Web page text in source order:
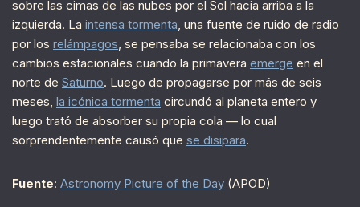
sobre las cimas de las nubes por el Sol hacia arriba a la
izquierda. La intensa tormenta, una fuente de ruido de radio
por los relámpagos, se pensaba se relacionaba con los
cambios estacionales cuando la primavera emerge en el
norte de Saturno. Luego de propagarse por más de seis
meses, la icónica tormenta circundó al planeta entero y
luego trató de absorber su propia cola — lo cual
sorprendentemente causó que se disipara.
Fuente: Astronomy Picture of the Day (APOD)